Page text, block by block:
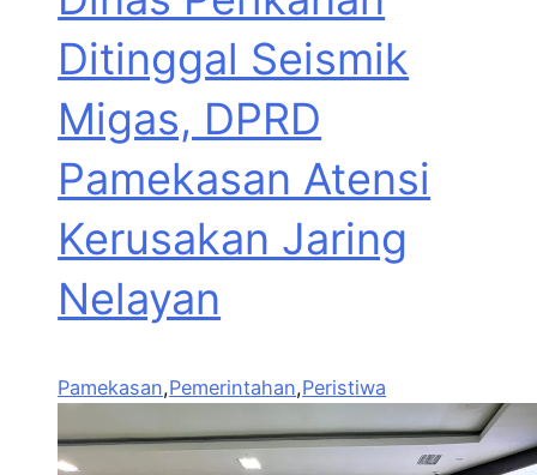
Ditinggal Seismik
Migas, DPRD
Pamekasan Atensi
Kerusakan Jaring
Nelayan
Pamekasan,Pemerintahan,Peristiwa